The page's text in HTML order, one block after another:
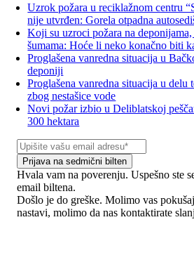
Uzrok požara u reciklažnom centru
nije utvrđen: Gorela otpadna
Koji su uzroci požara na
šumama: Hoće li neko konačno biti
Proglašena vanredna situacija u
deponiji
Proglašena vanredna situacija u delu
zbog nestašice vode
Novi požar izbio u Deliblatskoj
300 hektara
Prijava na sedmični bilten
Hvala vam na poverenju. Uspešno ste
email biltena.
Došlo je do greške. Molimo vas
nastavi, molimo da nas kontaktirate